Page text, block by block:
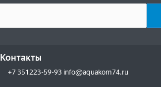
Контакты
+7 351223-59-93 info@aquakom74.ru